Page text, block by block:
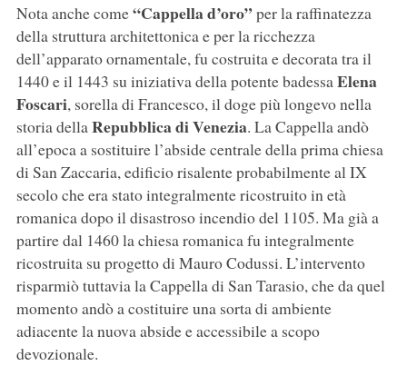
Nota anche come“Cappella d’oro”per la raffinatezza
della struttura architettonica e per la ricchezza
dell’apparato ornamentale, fu costruita e decorata tra il
1440 e il 1443 su iniziativa della potente badessaElena
Foscari, sorella di Francesco, il doge più longevo nella
storia dellaRepubblica di Venezia. La Cappella andò
all’epoca a sostituire l’abside centrale della prima chiesa
di San Zaccaria, edificio risalente probabilmente al IX
secolo che era stato integralmente ricostruito in età
romanica dopo il disastroso incendio del 1105. Ma già a
partire dal 1460 la chiesa romanica fu integralmente
ricostruita su progetto di Mauro Codussi. L’intervento
risparmiò tuttavia la Cappella di San Tarasio, che da quel
momento andò a costituire una sorta di ambiente
adiacente la nuova abside e accessibile a scopo
devozionale.